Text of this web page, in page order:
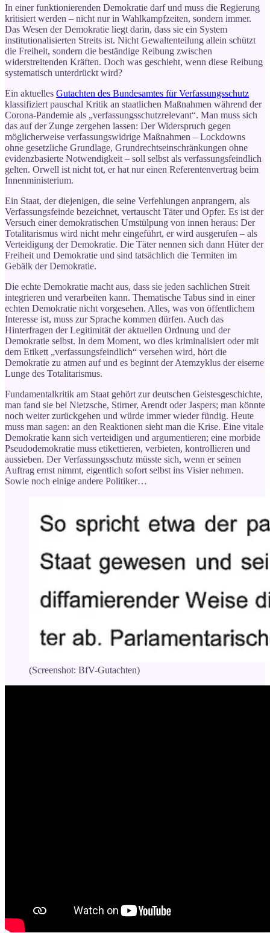
In einer funktionierenden Demokratie darf und muss die Regierung
kritisiert werden – nicht nur in Wahlkampfzeiten, sondern immer.
Das Wesen der Demokratie liegt darin, dass sie ein System
institutionalisierten Streits ist. Nicht Gewaltenteilung allein schützt
die Freiheit, sondern die beständige Reibung zwischen
widerstreitenden Kräften. Doch was geschieht, wenn diese Reibung
systematisch unterdrückt wird?
Ein aktuelles Gutachten des Bundesamtes für Verfassungsschutz
klassifiziert pauschal Kritik an staatlichen Maßnahmen während der
Corona-Pandemie als „verfassungsschutzrelevant“. Man muss sich
das auf der Zunge zergehen lassen: Der Widerspruch gegen
möglicherweise verfassungswidrige Maßnahmen – Lockdowns
ohne gesetzliche Grundlage, Grundrechtseinschränkungen ohne
evidenzbasierte Notwendigkeit – soll selbst als verfassungsfeindlich
gelten. Orwell ist nicht tot, er hat nur einen Referentenvertrag beim
Innenministerium.
Ein Staat, der diejenigen, die seine Verfehlungen anprangern, als
Verfassungsfeinde bezeichnet, vertauscht Täter und Opfer. Es ist der
Versuch einer demokratischen Umstülpung von innen heraus: Der
Totalitarismus wird nicht mehr eingeführt, er wird ausgerufen – als
Verteidigung der Demokratie. Die Täter nennen sich dann Hüter der
Freiheit und Demokratie und sind tatsächlich die Termiten im
Gebälk der Demokratie.
Die echte Demokratie macht aus, dass sie jeden sachlichen Streit
integrieren und verarbeiten kann. Thematische Tabus sind in einer
echten Demokratie nicht vorgesehen. Alles, was von öffentlichem
Interesse ist, muss zur Sprache kommen dürfen. Auch das
Hinterfragen der Legitimität der aktuellen Ordnung und der
Demokratie selbst. In dem Moment, wo dies kriminalisiert oder mit
dem Etikett „verfassungsfeindlich“ versehen wird, hört die
Demokratie zu atmen auf und es beginnt der Atemzyklus der eiserne
Lunge des Totalitarismus.
Fundamentalkritik am Staat gehört zur deutschen Geistesgeschichte,
man fand sie bei Nietzsche, Stirner, Arendt oder Jaspers; man könnte
noch weiter zurückgehen und würde immer wieder fündig. Heute
muss man sagen: an den Reaktionen sieht man die Krise. Eine vitale
Demokratie kann sich verteidigen und argumentieren; eine morbide
Pseudodemokratie muss etikettieren, verbieten, kontrollieren und
aussieben. Der Verfassungsschutz müsste sich, wenn er seinen
Auftrag ernst nimmt, eigentlich sofort selbst ins Visier nehmen.
Sowie noch einige andere Politiker…
(Screenshot: BfV-Gutachten)